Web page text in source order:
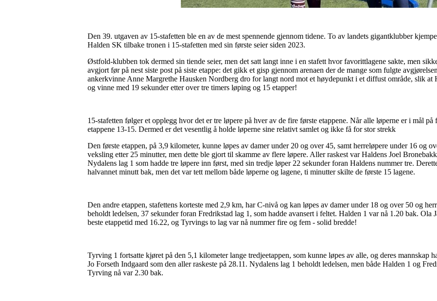
Den 39. utgaven av 15-stafetten ble en av de mest spennende gjennom tidene. To av landets gigantklubber
Halden SK tilbake tronen i 15-stafetten med sin første seier siden 2023.
Østfold-klubben tok dermed sin tiende seier, men det satt langt inne i en stafett hvor favorittlagene sakte, men
avgjort før på nest siste post på siste etappe: det gikk et gisp gjennom arenaen der de mange som fulgte
ankerkvinne Anne Margrethe Hausken Nordberg dro for langt nord mot et høydepunkt i et diffust område, slik at
og vinne med 19 sekunder etter over tre timers løping og 15 etapper!
15-stafetten følger et opplegg hvor det er tre løpere på hver av de fire første etappene. Når alle løperne er i mål på
etappene 13-15. Dermed er det vesentlig å holde løperne sine relativt samlet og ikke få for stor strekk
Den første etappen, på 3,9 kilometer, kunne løpes av damer under 20 og over 45, samt herreløpere under 16 og
veksling etter 25 minutter, men dette ble gjort til skamme av flere løpere. Aller raskest var Haldens Joel
Nydalens lag 1 som hadde tre løpere inn først, med sin tredje løper 22 sekunder foran Haldens nummer tre.
halvannet minutt bak, men det var tett mellom både løperne og lagene, ti minutter skilte de første 15 lagene.
Den andre etappen, stafettens korteste med 2,9 km, har C-nivå og kan løpes av damer under 18 og over 50 og
beholdt ledelsen, 37 sekunder foran Fredrikstad lag 1, som hadde avansert i feltet. Halden 1 var nå 1.20 bak. Ola
beste etappetid med 16.22, og Tyrvings to lag var nå nummer fire og fem - solid bredde!
Tyrving 1 fortsatte kjøret på den 5,1 kilometer lange tredjeetappen, som kunne løpes av alle, og deres mannskap
Jo Forseth Indgaard som den aller raskeste på 28.11. Nydalens lag 1 beholdt ledelsen, men både Halden 1 og
Tyrving nå var 2.30 bak.